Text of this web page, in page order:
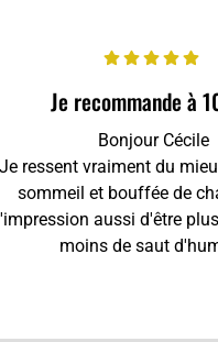
Je recommande à
Bonjour Cécile
Je ressent vraiment du
sommeil et bouffée de
aussi d'être
moins de saut